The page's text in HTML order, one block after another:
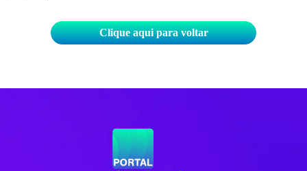
Clique aqui para voltar